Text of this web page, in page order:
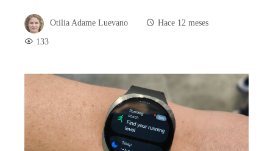
Otilia Adame Luevano
Hace 12 meses
133